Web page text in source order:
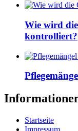
Wie wird
kontrolliert?
Startseite